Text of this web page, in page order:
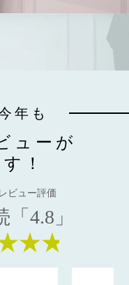
年も
ューが
！
ビュー評価
4.8」